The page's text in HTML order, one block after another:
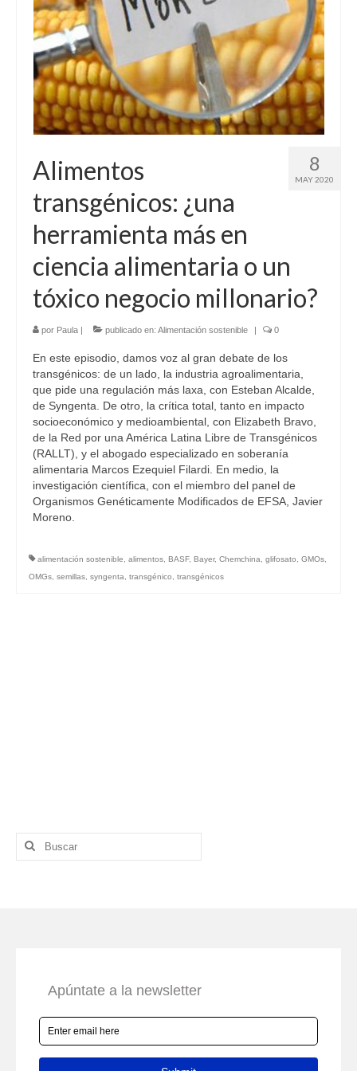
Sobre mí
Contacto
8
MAY 2020
Alimentos
transgénicos: ¿una
herramienta más en
ciencia alimentaria o un
tóxico negocio millonario?
por Paula publicado en: Alimentación sostenible 0
En este episodio, damos voz al gran debate de los
transgénicos: de un lado, la industria agroalimentaria,
que pide una regulación más laxa, con Esteban Alcalde,
de Syngenta. De otro, la crítica total, tanto en impacto
socioeconómico y medioambiental, con Elizabeth Bravo,
de la Red por una América Latina Libre de Transgénicos
(RALLT), y el abogado especializado en soberanía
alimentaria Marcos Ezequiel Filardi. En medio, la
investigación científica, con el miembro del panel de
Organismos Genéticamente Modificados de EFSA, Javier
Moreno.
alimentación sostenible, alimentos, BASF, Bayer, Chemchina, glifosato, GMOs,
OMGs, semillas, syngenta, transgénico, transgénicos
Buscar